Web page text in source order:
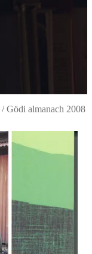
/Gödi almanach 2008